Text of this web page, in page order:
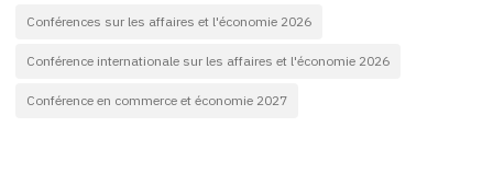
Conférences sur les affaires et l'économie 2026
Conférence internationale sur les affaires et l'économie 2026
Conférence en commerce et économie 2027